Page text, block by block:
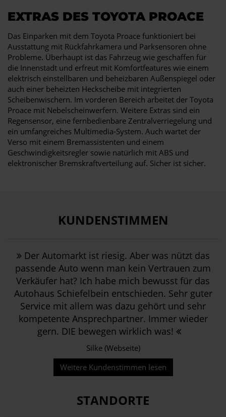
EXTRAS DES TOYOTA PROACE
Das Einparken mit dem Toyota Proace funktioniert bei
Ausstattung mit Rückfahrkamera und Parksensoren ohne
Probleme. Überhaupt ist das Fahrzeug wie geschaffen für
die Innenstadt und erfreut mit Komfortfeatures wie einem
elektrisch einstellbaren und beheizbaren Außenspiegel oder
auch einer beheizten Heckscheibe mit integrierten
Scheibenwischern. Im vorderen Bereich arbeitet der Toyota
Proace mit Nebelscheinwerfern. Weitere Extras sind ein
Regensensor, eine fernbedienbare Zentralverriegelung und
ein umfangreiches Multimedia-System. Auch wartet der
Verso mit einem Bremassistenten und einem
Geschwindigkeitsregler sowie natürlich mit ABS und
elektronischer Bremskraftverteilung auf. Sicher ist sicher.
KUNDENSTIMMEN
Der Automarkt ist riesig. Aber was nützt das
passende Auto wenn man kein Vertrauen zum
Verkäufer hat? Ich habe mich bewusst für das
Autohaus Schiefelbein entschieden. Sehr guter
Service mit allem was dazu gehört und sehr
kompetente Ansprechpartner. Immer wieder
gern. DIE bewegen wirklich was!
Silke (Webseite)
Weitere Kundenstimmen lesen
STANDORTE